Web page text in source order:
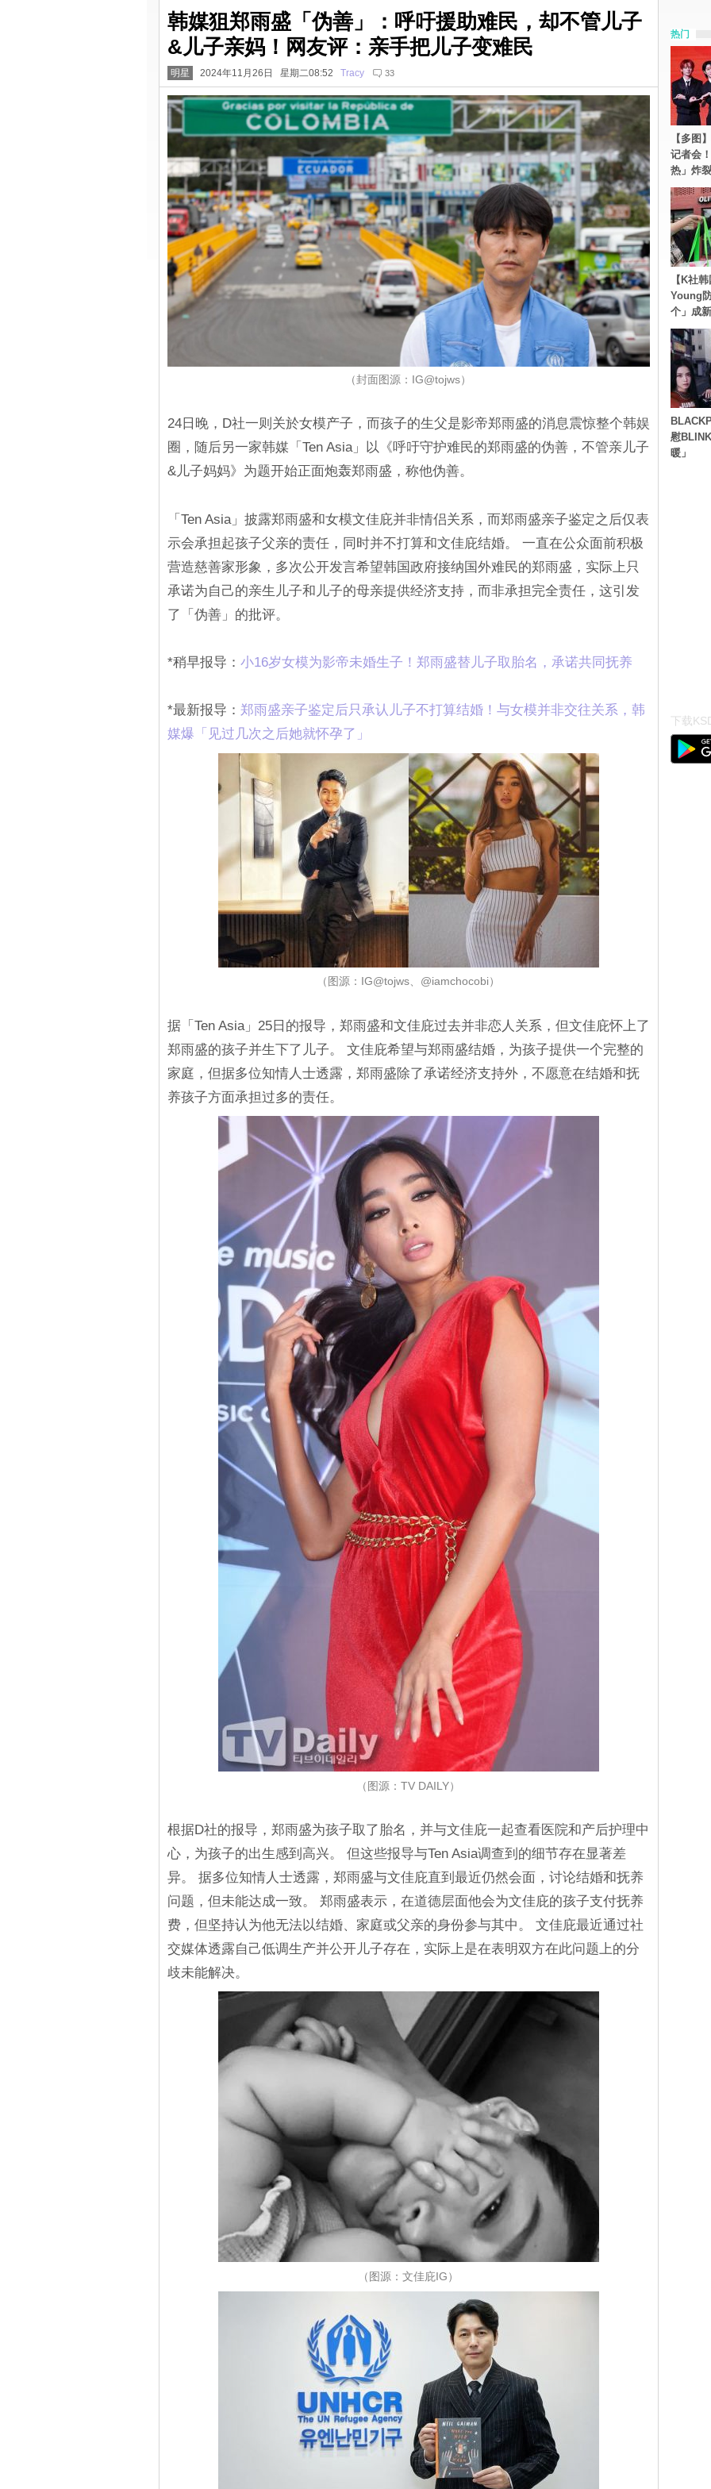
韩媒狙郑雨盛「伪善」：呼吁援助难民，却不管儿子
&儿子亲妈！网友评：亲手把儿子变难民
明星 2024年11月26日 星期二08:52 Tracy 33
（封面图源：IG@tojws）
24日晚，D社一则关於女模产子，而孩子的生父是影帝郑雨盛的消息震惊整个韩娱
圈，随后另一家韩媒「Ten Asia」以《呼吁守护难民的郑雨盛的伪善，不管亲儿子
&儿子妈妈》为题开始正面炮轰郑雨盛，称他伪善。
「Ten Asia」披露郑雨盛和女模文佳庇并非情侣关系，而郑雨盛亲子鉴定之后仅表
示会承担起孩子父亲的责任，同时并不打算和文佳庇结婚。 一直在公众面前积极
营造慈善家形象，多次公开发言希望韩国政府接纳国外难民的郑雨盛，实际上只
承诺为自己的亲生儿子和儿子的母亲提供经济支持，而非承担完全责任，这引发
了「伪善」的批评。
*稍早报导： 小16岁女模为影帝未婚生子！郑雨盛替儿子取胎名，承诺共同抚养
*最新报导： 郑雨盛亲子鉴定后只承认儿子不打算结婚！与女模并非交往关系，韩
媒爆「见过几次之后她就怀孕了」
（图源：IG@tojws、@iamchocobi）
据「Ten Asia」25日的报导，郑雨盛和文佳庇过去并非恋人关系，但文佳庇怀上了
郑雨盛的孩子并生下了儿子。 文佳庇希望与郑雨盛结婚，为孩子提供一个完整的
家庭，但据多位知情人士透露，郑雨盛除了承诺经济支持外，不愿意在结婚和抚
养孩子方面承担过多的责任。
（图源：TV DAILY）
根据D社的报导，郑雨盛为孩子取了胎名，并与文佳庇一起查看医院和产后护理中
心，为孩子的出生感到高兴。 但这些报导与Ten Asia调查到的细节存在显著差
异。 据多位知情人士透露，郑雨盛与文佳庇直到最近仍然会面，讨论结婚和抚养
问题，但未能达成一致。 郑雨盛表示，在道德层面他会为文佳庇的孩子支付抚养
费，但坚持认为他无法以结婚、家庭或父亲的身份参与其中。 文佳庇最近通过社
交媒体透露自己低调生产并公开儿子存在，实际上是在表明双方在此问题上的分
歧未能解决。
（图源：文佳庇IG）
热门
【多图
记者会
热」炸
【K社
Young
个」成
慰
暖」
下载